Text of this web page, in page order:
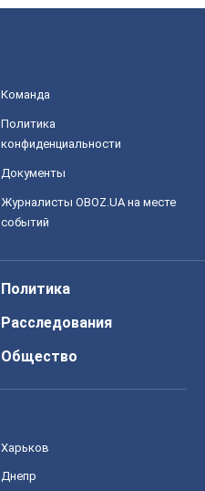
Команда
Политика
конфиденциальности
Документы
Журналисты OBOZ.UA на месте
событий
Политика
Расследования
Общество
Харьков
Днепр